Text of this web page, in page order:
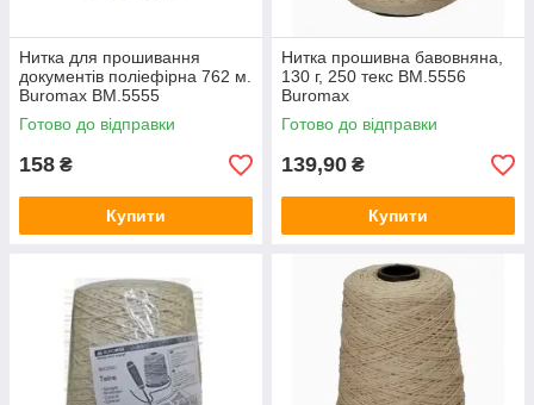
Нитка для прошивання
документів поліефірна 762 м.
Buromax BM.5555
Готово до відправки
158 ₴
Купити
Нитка прошивна бавовняна,
130 г, 250 текс BM.5556
Buromax
Готово до відправки
139,90 ₴
Купити